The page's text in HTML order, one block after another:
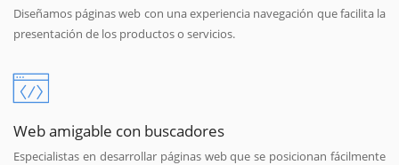
Diseñamos páginas web con una experiencia navegación que facilita la
presentación de los productos o servicios.
Web amigable con buscadores
Especialistas en desarrollar páginas web que se posicionan fácilmente